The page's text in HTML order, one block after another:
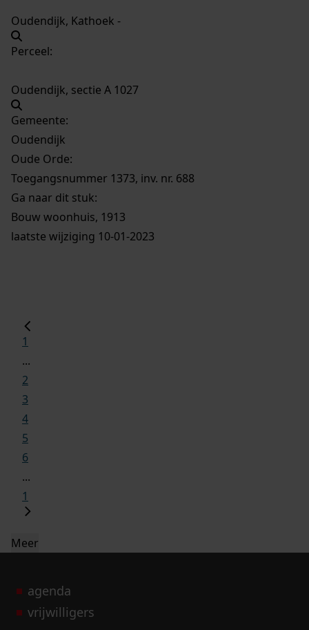
Oudendijk, Kathoek -
Perceel:
Oudendijk, sectie A 1027
Gemeente:
Oudendijk
Oude Orde:
Toegangsnummer 1373, inv. nr. 688
Ga naar dit stuk:
Bouw woonhuis, 1913
laatste wijziging 10-01-2023
1
...
2
3
4
5
6
...
1
Meer
agenda
vrijwilligers